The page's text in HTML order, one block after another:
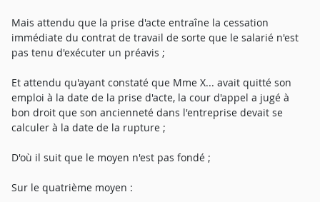
Mais attendu que la prise d'acte entraîne la cessation
immédiate du contrat de travail de sorte que le salarié n'est
pas tenu d'exécuter un préavis ;
Et attendu qu'ayant constaté que Mme X... avait quitté son
emploi à la date de la prise d'acte, la cour d'appel a jugé à
bon droit que son ancienneté dans l'entreprise devait se
calculer à la date de la rupture ;
D'où il suit que le moyen n'est pas fondé ;
Sur le quatrième moyen :